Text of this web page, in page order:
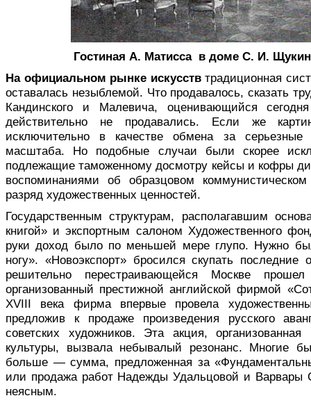
Гостиная А. Матисса в доме С. И.
На официальном рынке искусствтрадиционная
оставалась незыблемой. Что продавалось, сказать
Кандинского и Малевича, оценивающийся
действительно не продавались. Если же
исключительно в качестве обмена за серьезные
масштаба. Но подобные случаи были скорее
подлежащие таможенному досмотру кейсы и кофры
воспоминаниями об образцовом
разряд художественных ценностей.
Государственным структурам, располагавшим
книгой» и экспортным салоном Художественного
руки доход было по меньшей мере глупо. Нужно
ногу». «Новоэкспорт» бросился скупать
решительно перестраивающейся Москве
организованный престижной английской фирмой
XVIII века фирма впервые провела
предложив к продаже произведения русского
советских художников. Эта акция,
культуры, вызвала небывалый резонанс. Многие
больше — сумма, предложенная за
или продажа работ Надежды Удальцовой и Варвары
неясным.